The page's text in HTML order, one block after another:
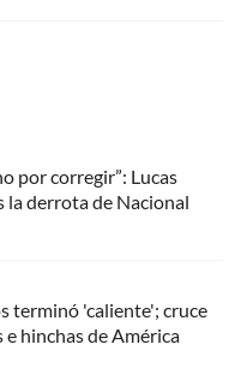
por corregir”: Lucas
la derrota de Nacional
terminó 'caliente'; cruce
hinchas de América